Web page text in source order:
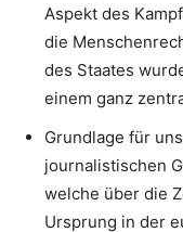
Aspekt des
die
des Staates
einem ganz
Grundlage für
journalistischen
welche über die
Ursprung in der